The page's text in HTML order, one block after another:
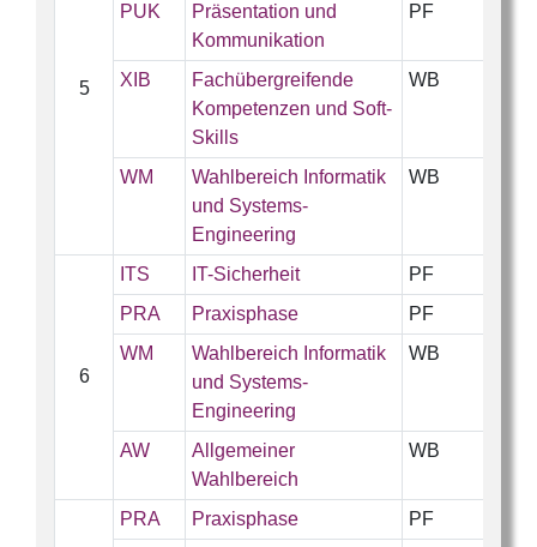
5
PUK
Präsentation und
Kommunikation
PF
XIB
Fachübergreifende
Kompetenzen und Soft-
Skills
WB
WM
Wahlbereich Informatik
und Systems-
Engineering
WB
6
ITS IT-Sicherheit
PF
PRA
Praxisphase
PF
WM
Wahlbereich Informatik
und Systems-
Engineering
WB
AW
Allgemeiner
Wahlbereich
WB
PRA Praxisphase
PF